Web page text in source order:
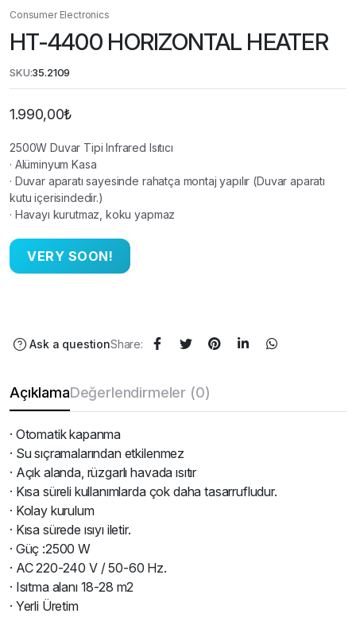
Consumer Electronics
HT-4400 HORIZONTAL HEATER
SKU:35.2109
1.990,00₺
2500W Duvar Tipi Infrared Isıtıcı
· Alüminyum Kasa
· Duvar aparatı sayesinde rahatça montaj yapılır (Duvar aparatı
kutu içerisindedir.)
· Havayı kurutmaz, koku yapmaz
Ask a questionShare:
AçıklamaDeğerlendirmeler (0)
· Otomatik kapanma
· Su sıçramalarından etkilenmez
· Açık alanda, rüzgarlı havada ısıtır
· Kısa süreli kullanımlarda çok daha tasarrufludur.
· Kolay kurulum
· Kısa sürede ısıyı iletir.
· Güç :2500 W
· AC 220-240 V / 50-60 Hz.
· Isıtma alanı 18-28 m2
· Yerli Üretim